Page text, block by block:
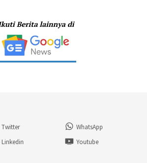
Twitter
WhatsApp
Linkedin Youtube